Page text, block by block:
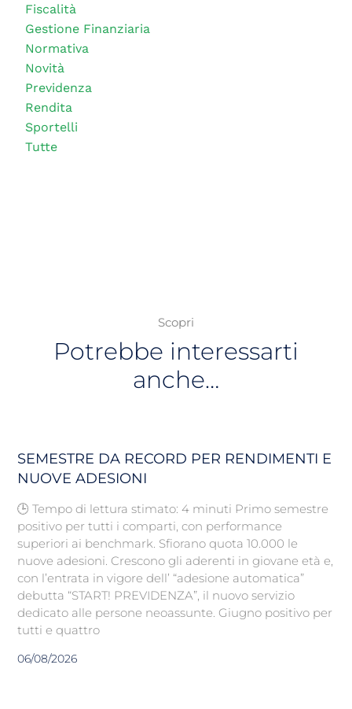
Fiscalità
Gestione Finanziaria
Normativa
Novità
Previdenza
Rendita
Sportelli
Tutte
Scopri
Potrebbe interessarti
anche…
SEMESTRE DA RECORD PER RENDIMENTI E
NUOVE ADESIONI
🕒 Tempo di lettura stimato: 4 minuti Primo semestre
positivo per tutti i comparti, con performance
superiori ai benchmark. Sfiorano quota 10.000 le
nuove adesioni. Crescono gli aderenti in giovane età e,
con l’entrata in vigore dell’ “adesione automatica”
debutta “START! PREVIDENZA”, il nuovo servizio
dedicato alle persone neoassunte. Giugno positivo per
tutti e quattro
06/08/2026